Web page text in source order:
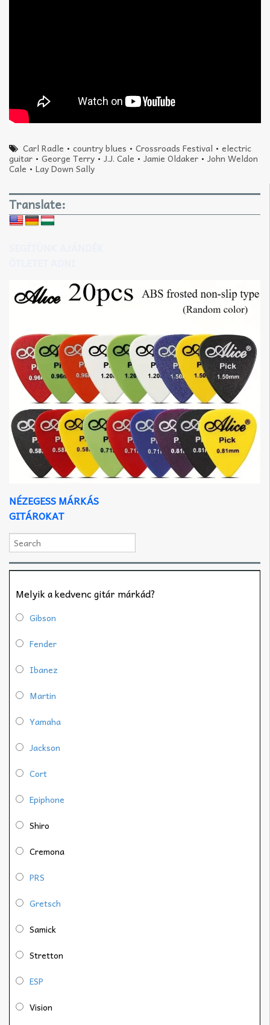
Carl Radle •country blues •Crossroads Festival •electric
guitar • George Terry • J.J. Cale • Jamie Oldaker • John Weldon
Cale • Lay Down Sally
Translate:
NÉZEGESS MÁRKÁS
GITÁROKAT
Melyik a kedvenc gitár márkád?
Gibson
Fender
Ibanez
Martin
Yamaha
Jackson
Cort
Epiphone
Shiro
Cremona
PRS
Gretsch
Samick
Stretton
ESP
Vision